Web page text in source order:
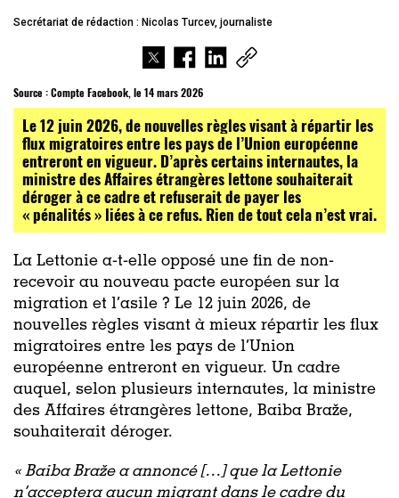
Secrétariat de rédaction : Nicolas Turcev, journaliste
Source :Compte Facebook, le 14 mars 2026
Le 12 juin 2026, de nouvelles règles visant à répartir les
flux migratoires entre les pays de l’Union européenne
entreront en vigueur. D’après certains internautes, la
ministre des Affaires étrangères lettone souhaiterait
déroger à ce cadre et refuserait de payer les
« pénalités » liées à ce refus. Rien de tout cela n’est vrai.
La Lettonie a-t-elle opposé une fin de non-
recevoir au nouveau pacte européen sur la
migration et l’asile ? Le 12 juin 2026, de
nouvelles règles visant à mieux répartir les flux
migratoires entre les pays de l’Union
européenne entreront en vigueur. Un cadre
auquel, selon plusieurs internautes, la ministre
des Affaires étrangères lettone, Baiba Braže,
souhaiterait déroger.
« Baiba Braže a annoncé […] que la Lettonie
n’acceptera aucun migrant dans le cadre du